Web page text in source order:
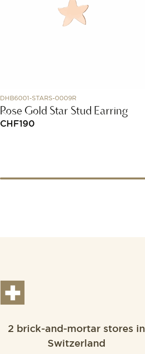
DHB6001-STARS-0009R
Rose Gold Star Stud Earring
CHF190
2 brick-and-mortar stores in
Switzerland